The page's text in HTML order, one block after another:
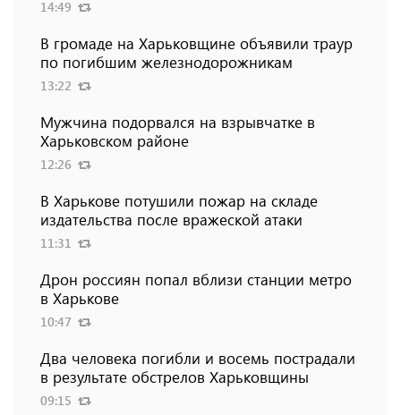
14:49
В громаде на Харьковщине объявили траур
по погибшим железнодорожникам
13:22
Мужчина подорвался на взрывчатке в
Харьковском районе
12:26
В Харькове потушили пожар на складе
издательства после вражеской атаки
11:31
Дрон россиян попал вблизи станции метро
в Харькове
10:47
Два человека погибли и восемь пострадали
в результате обстрелов Харьковщины
09:15